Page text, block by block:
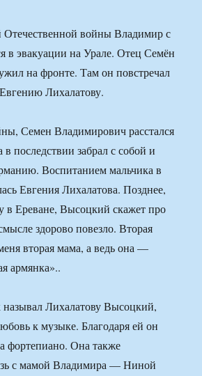
войны Владимир с
в эвакуации на Урале. Отец Семён
на фронте. Там он повстречал
Лихалатову.
Семен Владимирович расстался
последствии забрал с собой и
Воспитанием мальчика в
Евгения Лихалатова. Позднее,
в Ереване, Высоцкий скажет про
здорово повезло. Вторая
вторая мама, а ведь она —
армянка»..
Лихалатову Высоцкий,
к музыке. Благодаря ей он
фортепиано. Она также
с мамой Владимира — Ниной